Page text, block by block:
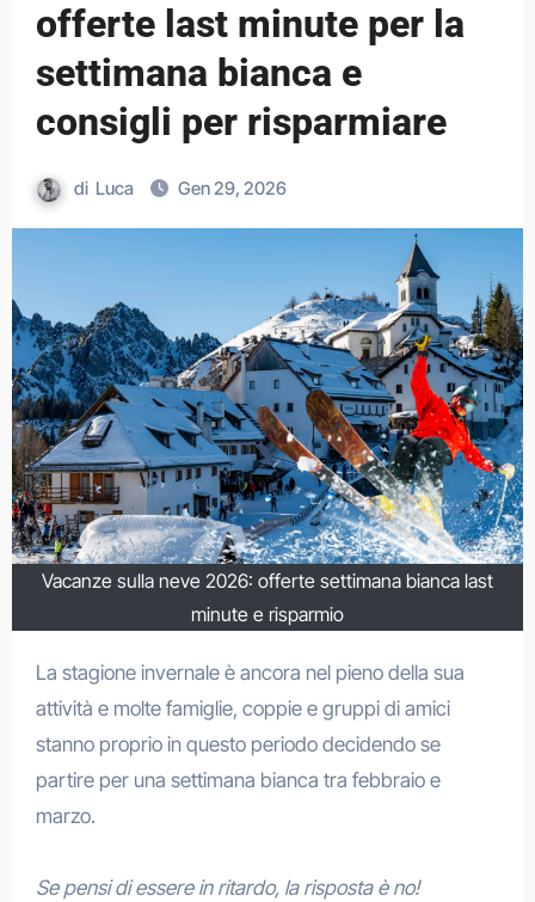
offerte last minute per la
settimana bianca e
consigli per risparmiare
di Luca Gen 29, 2026
Vacanze sulla neve 2026: offerte settimana bianca last
minute e risparmio
La stagione invernale è ancora nel pieno della sua
attività e molte famiglie, coppie e gruppi di amici
stanno proprio in questo periodo decidendo se
partire per una settimana bianca tra febbraio e
marzo.
Se pensi di essere in ritardo, la risposta è no!